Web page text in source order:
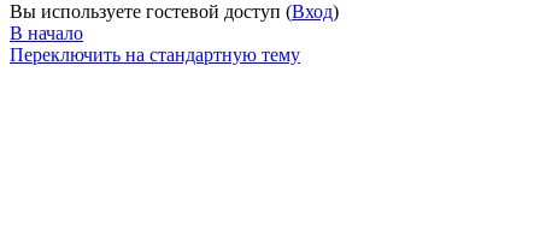
Вы используете гостевой доступ (Вход)
В начало
Переключить на стандартную тему